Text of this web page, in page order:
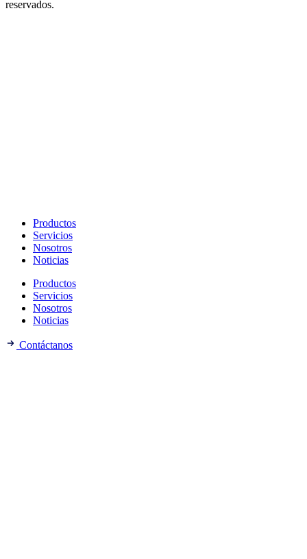
reservados.
Productos
Servicios
Nosotros
Noticias
Productos
Servicios
Nosotros
Noticias
Contáctanos